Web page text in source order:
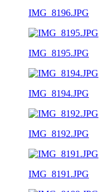
IMG_8196.JPG
IMG_8195.JPG
IMG_8194.JPG
IMG_8192.JPG
IMG_8191.JPG